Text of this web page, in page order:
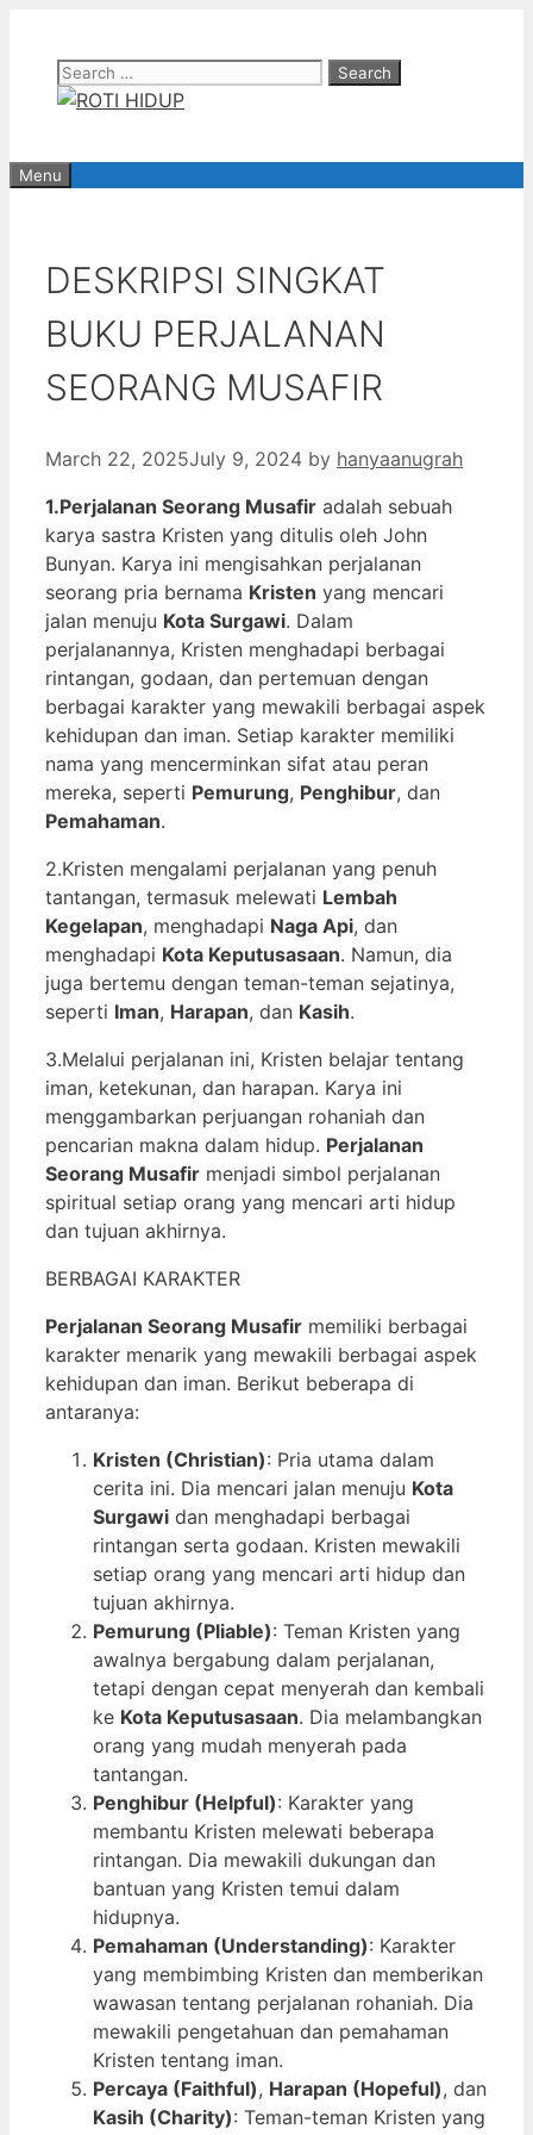
contentSearch
for:
Menu
DESKRIPSI SINGKAT
BUKU PERJALANAN
SEORANG MUSAFIR
March 22, 2025July 9, 2024 by hanyaanugrah
1.Perjalanan Seorang Musafir adalah sebuah
karya sastra Kristen yang ditulis oleh John
Bunyan. Karya ini mengisahkan perjalanan
seorang pria bernama Kristen yang mencari
jalan menuju Kota Surgawi. Dalam
perjalanannya, Kristen menghadapi berbagai
rintangan, godaan, dan pertemuan dengan
berbagai karakter yang mewakili berbagai aspek
kehidupan dan iman. Setiap karakter memiliki
nama yang mencerminkan sifat atau peran
mereka, seperti Pemurung, Penghibur, dan
Pemahaman.
2.Kristen mengalami perjalanan yang penuh
tantangan, termasuk melewati Lembah
Kegelapan, menghadapi Naga Api, dan
menghadapi Kota Keputusasaan. Namun, dia
juga bertemu dengan teman-teman sejatinya,
seperti Iman, Harapan, dan Kasih.
3.Melalui perjalanan ini, Kristen belajar tentang
iman, ketekunan, dan harapan. Karya ini
menggambarkan perjuangan rohaniah dan
pencarian makna dalam hidup. Perjalanan
Seorang Musafir menjadi simbol perjalanan
spiritual setiap orang yang mencari arti hidup
dan tujuan akhirnya.
BERBAGAI KARAKTER
Perjalanan Seorang Musafir memiliki berbagai
karakter menarik yang mewakili berbagai aspek
kehidupan dan iman. Berikut beberapa di
antaranya:
Kristen (Christian): Pria utama dalam
cerita ini. Dia mencari jalan menuju Kota
Surgawi dan menghadapi berbagai
rintangan serta godaan. Kristen mewakili
setiap orang yang mencari arti hidup dan
tujuan akhirnya.
Pemurung (Pliable): Teman Kristen yang
awalnya bergabung dalam perjalanan,
tetapi dengan cepat menyerah dan kembali
ke Kota Keputusasaan. Dia melambangkan
orang yang mudah menyerah pada
tantangan.
Penghibur (Helpful): Karakter yang
membantu Kristen melewati beberapa
rintangan. Dia mewakili dukungan dan
bantuan yang Kristen temui dalam
hidupnya.
Pemahaman (Understanding): Karakter
yang membimbing Kristen dan memberikan
wawasan tentang perjalanan rohaniah. Dia
mewakili pengetahuan dan pemahaman
Kristen tentang iman.
Percaya (Faithful), Harapan (Hopeful), dan
Kasih (Charity): Teman-teman Kristen yang